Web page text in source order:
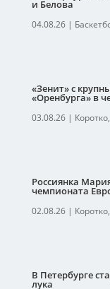
и Белова
04.08.26|
«Зенит» с
«Оренбурга» в
03.08.26| Коротко,
Россиянка
чемпионата
02.08.26| Коротко,
В Петербурге
лука